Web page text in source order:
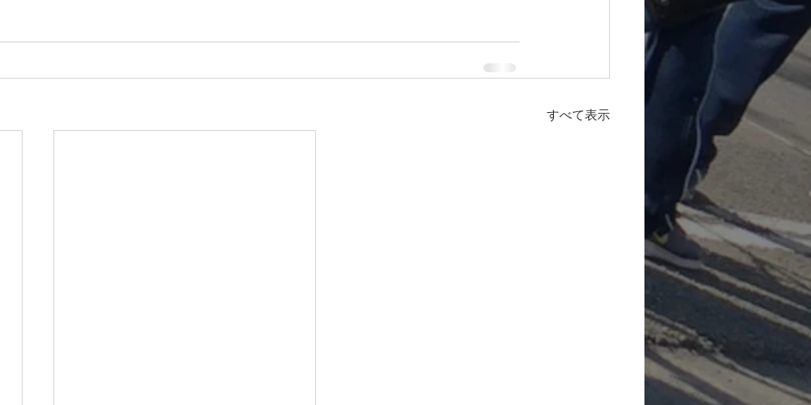
すべて表示